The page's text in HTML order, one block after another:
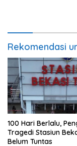
Rekomendasi
100 Hari Berlalu,
Tragedi Stasiun
Belum Tuntas